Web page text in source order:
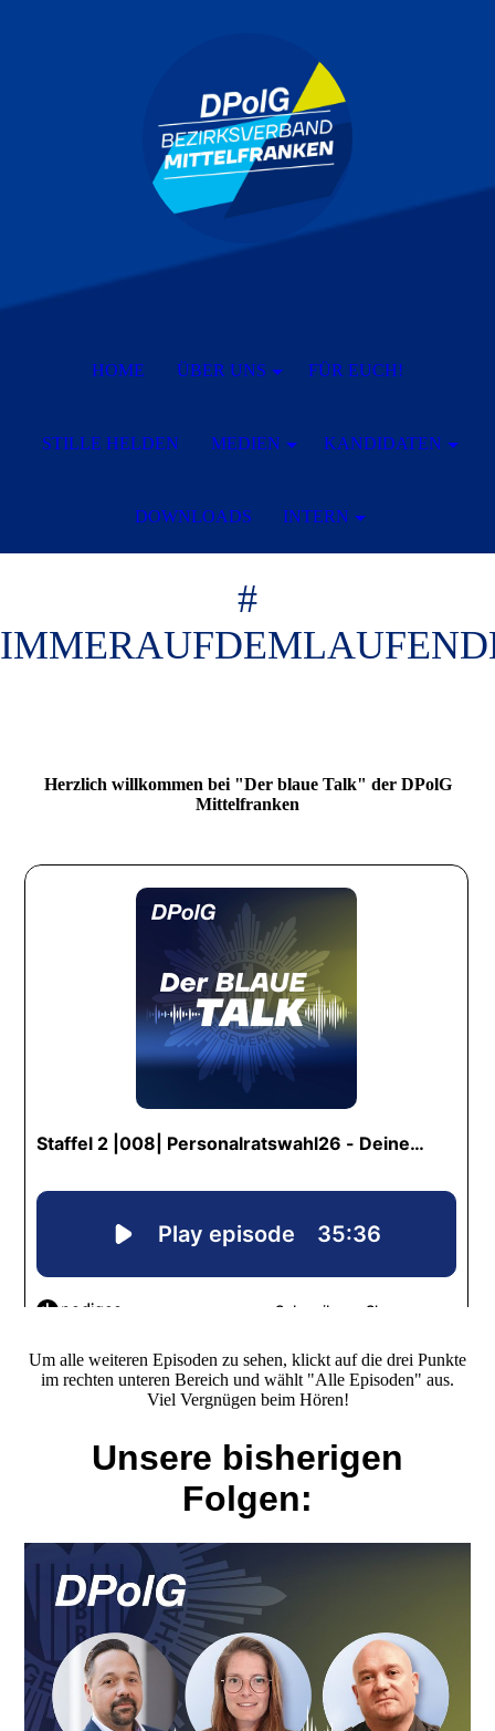
#
Herzlich willkommen bei "Der blaue Talk" der DPolG
Mittelfranken
Um alle weiteren Episoden zu sehen, klickt auf die drei Punkte
im rechten unteren Bereich und wählt "Alle Episoden" aus.
Viel Vergnügen beim Hören!
Unsere bisherigen
Folgen:
HOME ÜBER UNS FÜR EUCH!
STILLE HELDEN MEDIEN KANDIDATEN
DOWNLOADS INTERN